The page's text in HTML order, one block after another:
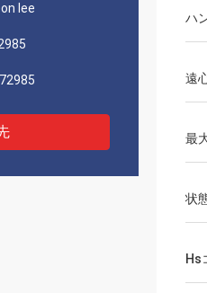
lee
ハ
遠
最
状
Hs